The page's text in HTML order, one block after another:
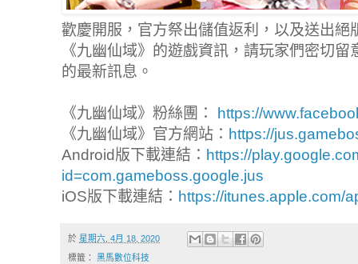
歡慶開服，官方祭出儲值返利，以及送出絕
《九幽仙域》的遊戲資訊，請玩家們密切
的最新訊息。
《九幽仙域》粉絲團：
https://
《九幽仙域》官方網站： https://
Android版下載連結： https://
id=com.gameboss.google.jus
iOS版下載連結： https://itunes.apple.com/
於 星期六, 4月 18, 2020
標籤： 黑馬數位科技